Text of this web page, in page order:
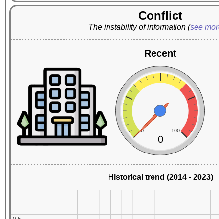
Conflict
The instability of information (see
Recent
0 100
0
Historical trend (2014 - 2023)